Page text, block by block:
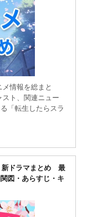
情報を総まと
ト、関連ニュー
「転生したらスラ
新ドラマまとめ 最
図・あらすじ・キ